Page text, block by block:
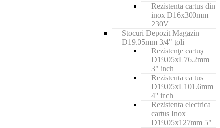
Rezistenta cartus din
inox D16x300mm
230V
Stocuri Depozit Magazin
D19.05mm 3/4" ţoli
Rezistenţe cartuş
D19.05xL76.2mm
3" inch
Rezistenta cartus
D19.05xL101.6mm
4'' inch
Rezistenta electrica
cartus Inox
D19.05x127mm 5"